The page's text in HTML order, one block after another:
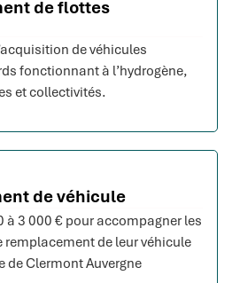
de flottes
de véhicules
fonctionnant à l’hydrogène,
et collectivités.
de véhicule
à 3 000 € pour accompagner les
de leur véhicule
de Clermont Auvergne